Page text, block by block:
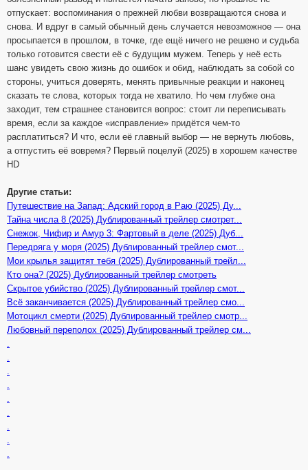
отпускает: воспоминания о прежней любви возвращаются снова и
снова. И вдруг в самый обычный день случается невозможное — она
просыпается в прошлом, в точке, где ещё ничего не решено и судьба
только готовится свести её с будущим мужем. Теперь у неё есть
шанс увидеть свою жизнь до ошибок и обид, наблюдать за собой со
стороны, учиться доверять, менять привычные реакции и наконец
сказать те слова, которых тогда не хватило. Но чем глубже она
заходит, тем страшнее становится вопрос: стоит ли переписывать
время, если за каждое «исправление» придётся чем-то
расплатиться? И что, если её главный выбор — не вернуть любовь,
а отпустить её вовремя? Первый поцелуй (2025) в хорошем качестве
HD
Другие статьи:
Путешествие на Запад: Адский город в Раю (2025) Ду...
Тайна числа 8 (2025) Дублированный трейлер смотрет...
Снежок, Чифир и Амур 3: Фартовый в деле (2025) Дуб...
Передряга у моря (2025) Дублированный трейлер смот...
Мои крылья защитят тебя (2025) Дублированный трейл...
Кто она? (2025) Дублированный трейлер смотреть
Скрытое убийство (2025) Дублированный трейлер смот...
Всё заканчивается (2025) Дублированный трейлер смо...
Мотоцикл смерти (2025) Дублированный трейлер смотр...
Любовный переполох (2025) Дублированный трейлер см...